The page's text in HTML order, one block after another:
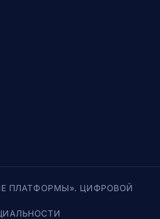
ПЛАТФОРМЫ». ЦИФРОВОЙ